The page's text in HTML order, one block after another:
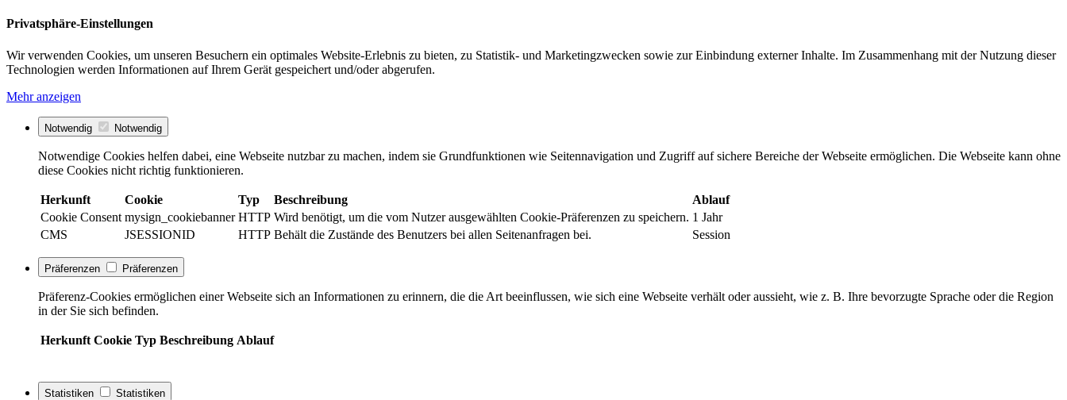
Privatsphäre-Einstellungen
Wir verwenden Cookies, um unseren Besuchern ein optimales Website-Erlebnis zu bieten, zu Statistik- und Marketingzwecken sowie zur Einbindung externer Inhalte. Im Zusammenhang mit der Nutzung dieser
Technologien werden Informationen auf Ihrem Gerät gespeichert und/oder abgerufen.
Mehr anzeigen
Notwendig Notwendig
Notwendige Cookies helfen dabei, eine Webseite nutzbar zu machen, indem sie Grundfunktionen wie Seitennavigation und Zugriff auf sichere Bereiche der Webseite ermöglichen. Die Webseite kann ohne
diese Cookies nicht richtig funktionieren.
Herkunft Cookie Typ Beschreibung
Ablauf
Cookie Consent mysign_cookiebanner HTTP Wird benötigt, um die vom Nutzer ausgewählten Cookie-Präferenzen zu speichern. 1 Jahr
CMS
JSESSIONID HTTP Behält die Zustände des Benutzers bei allen Seitenanfragen bei. Session
Präferenzen Präferenzen
Präferenz-Cookies ermöglichen einer Webseite sich an Informationen zu erinnern, die die Art beeinflussen, wie sich eine Webseite verhält oder aussieht, wie z. B. Ihre bevorzugte Sprache oder die Region
in der Sie sich befinden.
Herkunft Cookie Typ Beschreibung Ablauf
Statistiken Statistiken